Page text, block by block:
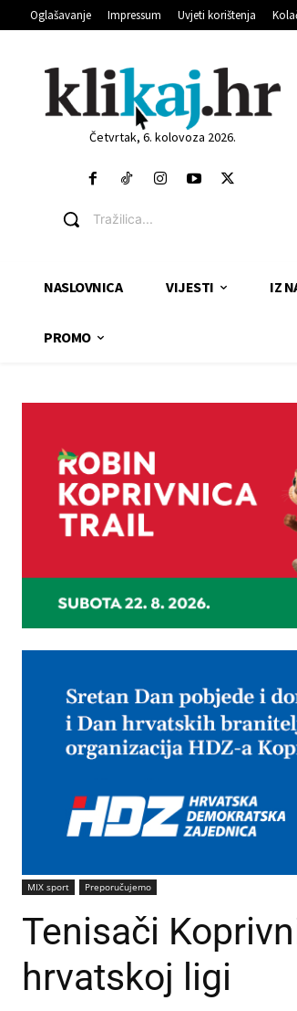
Oglašavanje Impressum Uvjeti korištenja
Četvrtak, 6. kolovoza 2026.
Tražilica...
NASLOVNICA VIJESTI IZ
PROMO
MIX sport Preporučujemo
Tenisači
hrvatskoj ligi